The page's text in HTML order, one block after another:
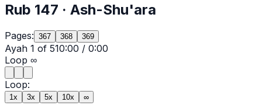
Rub 147 · Ash-Shu'ara
Pages: 367 368 369
Ayah 1 of 510:00 / 0:00
Loop ∞
Loop:
1x 3x 5x 10x ∞